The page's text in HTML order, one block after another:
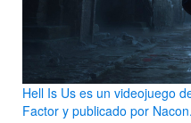
Hell Is Us es un videojuego
Factor y publicado por